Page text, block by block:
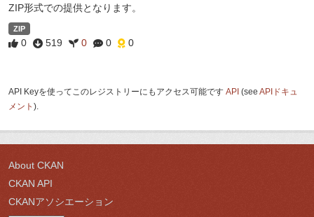
ZIP形式での提供となります。
ZIP
0 519 0 0 0
API Keyを使ってこのレジストリーにもアクセス可能です API (see APIドキュ
メント ).
About CKAN
CKAN API
CKANアソシエーション